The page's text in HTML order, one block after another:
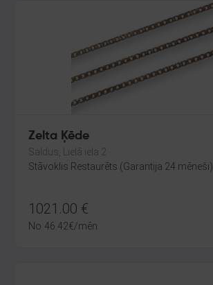
Zelta Ķēde
Saldus, Lielā iela 2
Stāvoklis Restaurēts (Garantija 24 mēneši)
1021.00 €
No 46.42€/mēn.